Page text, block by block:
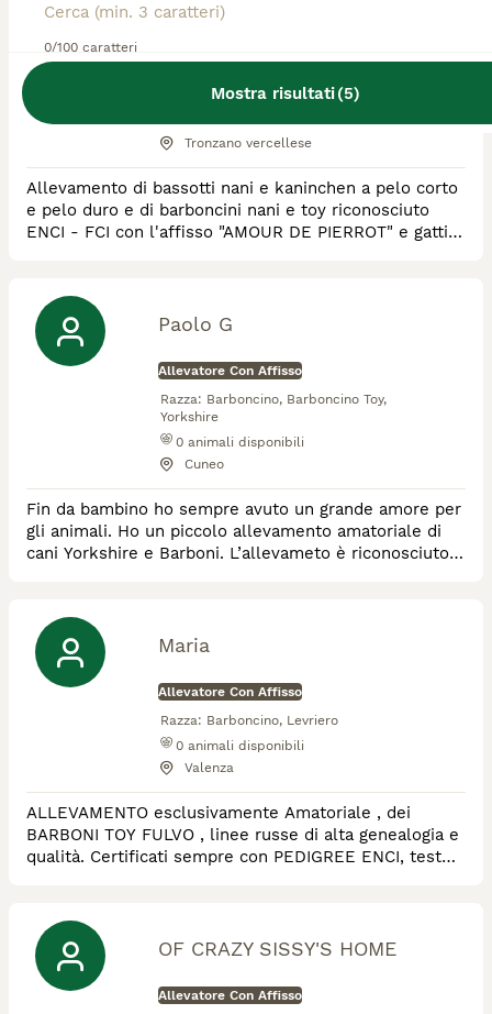
0/100 caratteri
Mostra risultati(5)
Nolasco
Allevatore Con Affisso
Barboncino, Bassotto, Thai
0 animali disponibili
Tronzano vercellese
Allevamento di bassotti nani e kaninchen a pelo corto
e pelo duro e di barboncini nani e toy riconosciuto
ENCI - FCI con l'affisso "AMOUR DE PIERROT" e gatti
Paolo G
Allevatore Con Affisso
Razza: Barboncino, Barboncino Toy,
Yorkshire
0 animali disponibili
Cuneo
Fin da bambino ho sempre avuto un grande amore per
gli animali. Ho un piccolo allevamento amatoriale di
cani Yorkshire e Barboni. L’allevameto è riconosciuto
Persiani.
Maria
Allevatore Con Affisso
Razza: Barboncino, Levriero
0 animali disponibili
Valenza
ALLEVAMENTO esclusivamente Amatoriale , dei
BARBONI TOY FULVO , linee russe di alta genealogia e
qualità. Certificati sempre con PEDIGREE ENCI, test
Esperienza dell'allevatore 23 anni . Scelgo con cura
future famiglie per miei piccoli .
OF CRAZY SISSY'S HOME
Allevatore Con Affisso